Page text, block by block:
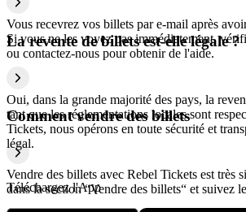
Vous recevrez vos billets par e-mail après
Si vous ne les voyez pas immédiatement,
ou contactez-nous pour obtenir de l'aide.
La revente de billets est-elle légale ?
Oui, dans la grande majorité des pays, la
tant que les réglementations locales sont
Tickets, nous opérons en toute sécurité et
légal.
Comment vendre des billets
Vendre des billets avec Rebel Tickets est très
dans la section “Vendre des billets“ et suivez
Téléchargez l'App